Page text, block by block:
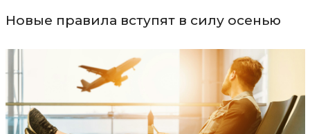
Новые правила вступят в силу осенью